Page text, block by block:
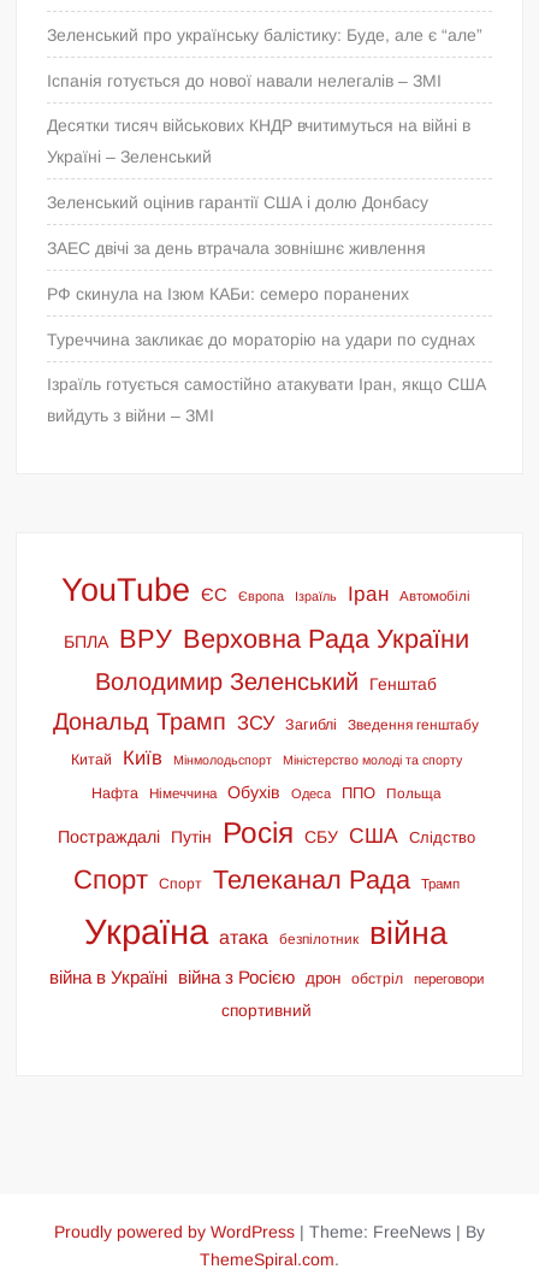
Зеленський про українську балістику: Буде, але є “але”
Іспанія готується до нової навали нелегалів – ЗМІ
Десятки тисяч військових КНДР вчитимуться на війні в
Україні – Зеленський
Зеленський оцінив гарантії США і долю Донбасу
ЗАЕС двічі за день втрачала зовнішнє живлення
РФ скинула на Ізюм КАБи: семеро поранених
Туреччина закликає до мораторію на удари по суднах
Ізраїль готується самостійно атакувати Іран, якщо США
вийдуть з війни – ЗМІ
YouTube ЄС Європа Ізраїль Іран Автомобілі
БПЛА ВРУ Верховна Рада України
Володимир Зеленський Генштаб
Дональд Трамп ЗСУ Загиблі Зведення генштабу
Китай Київ Мінмолодьспорт Міністерство молоді та спорту
Нафта Німеччина Обухів Одеса ППО Польща
Постраждалі Путін Росія СБУ США Слідство
Спорт Спорт Телеканал Рада Трамп
Україна атака безпілотник війна
війна в Україні війна з Росією дрон обстріл переговори
спортивний
Proudly powered by WordPress | Theme: FreeNews | By
ThemeSpiral.com.